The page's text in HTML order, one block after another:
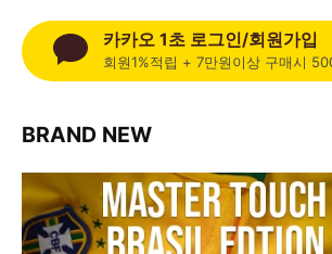
카카오 1초 로그인/회원가입
회원1%적립 + 7만원이상 구매시
BRAND NEW